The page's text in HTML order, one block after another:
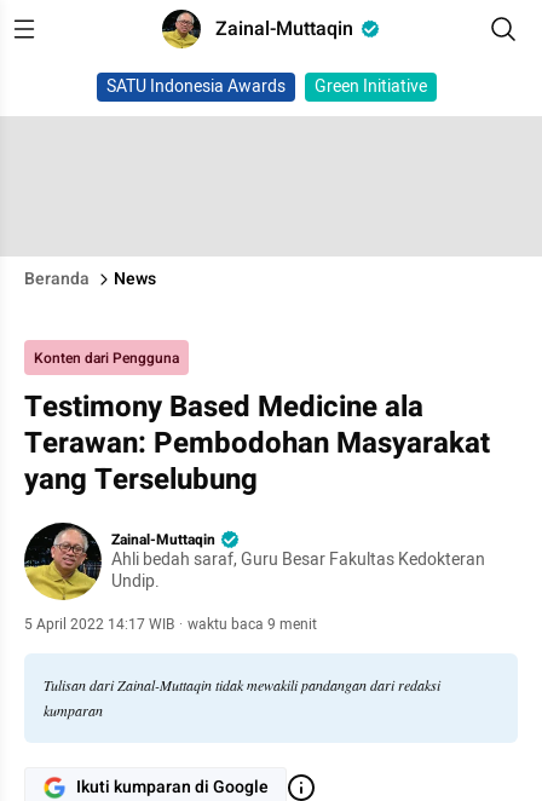
Zainal-Muttaqin
SATU Indonesia Awards Green Initiative
Beranda News
Konten dari Pengguna
Testimony Based Medicine ala
Terawan: Pembodohan Masyarakat
yang Terselubung
Zainal-Muttaqin
Ahli bedah saraf, Guru Besar Fakultas Kedokteran
Undip.
5 April 2022 14:17 WIB · waktu baca 9 menit
Tulisan dari Zainal-Muttaqin tidak mewakili pandangan dari redaksi
kumparan
Ikuti kumparan di Google